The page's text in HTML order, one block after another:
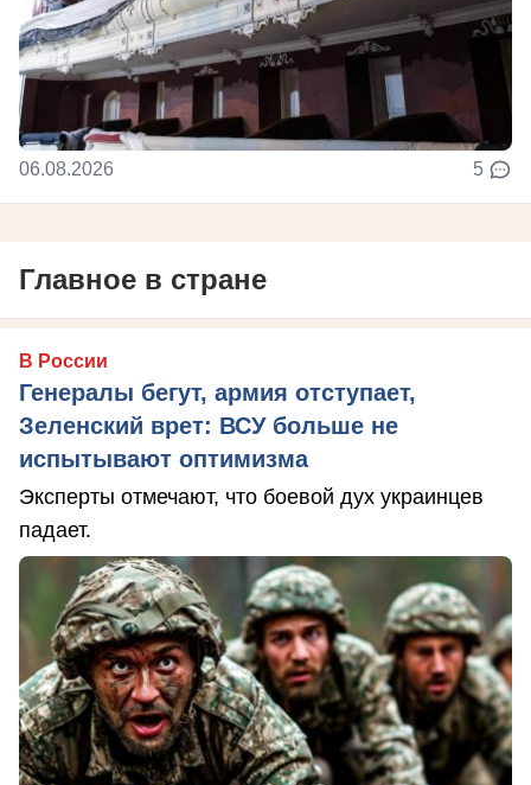
06.08.2026 5
Главное в стране
В России
Генералы бегут, армия отступает,
Зеленский врет: ВСУ больше не
испытывают оптимизма
Эксперты отмечают, что боевой дух украинцев
падает.